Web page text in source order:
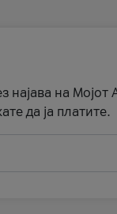
најава на Мојот
да ја платите.